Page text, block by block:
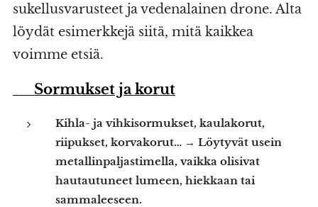
sukellusvarusteet ja vedenalainen drone. Alta
löydät esimerkkejä siitä, mitä kaikkea
voimme etsiä.
💍 Sormukset ja korut
Kihla- ja vihkisormukset, kaulakorut,
riipukset, korvakorut… → Löytyvät usein
metallinpaljastimella, vaikka olisivat
hautautuneet lumeen, hiekkaan tai
sammaleeseen.